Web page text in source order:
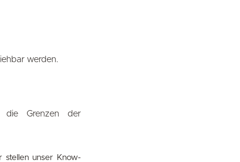
werden.
die Grenzen der
stellen unser Know-